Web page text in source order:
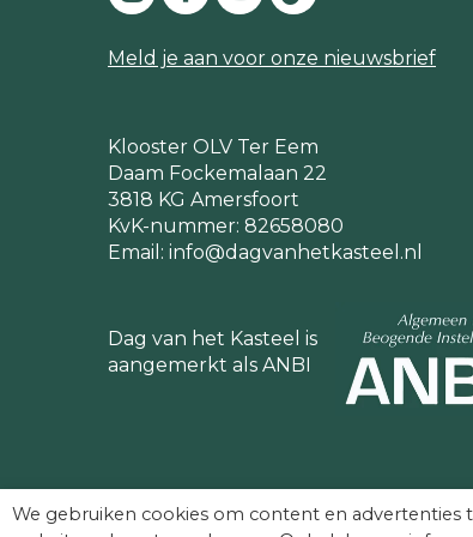
Meld je aan voor onze nieuwsbrief
Klooster OLV Ter Eem
Daam Fockemalaan 22
3818 KG Amersfoort
KvK-nummer: 82658080
Email: info@dagvanhetkasteel.nl
Dag van het Kasteel is
aangemerkt als ANBI
We gebruiken cookies om content en advertenties